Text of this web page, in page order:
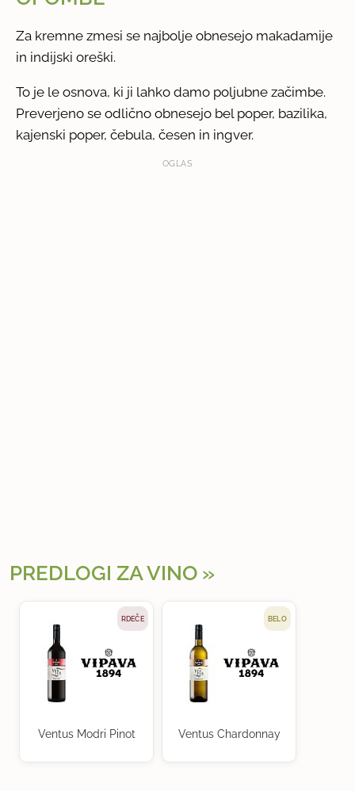
Za kremne zmesi se najbolje obnesejo makadamije
in indijski oreški.
To je le osnova, ki ji lahko damo poljubne začimbe.
Preverjeno se odlično obnesejo bel poper, bazilika,
kajenski poper, čebula, česen in ingver.
OGLAS
PREDLOGI ZA VINO
RDEČE
Ventus Modri Pinot
BELO
Ventus Chardonnay